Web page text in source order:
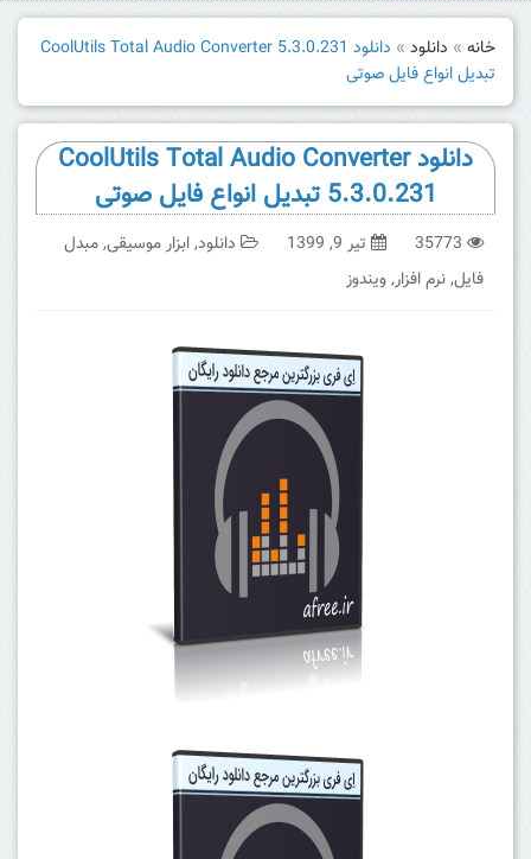
خانه » دانلود »
دانلود CoolUtils Total Audio Converter 5.3.0.231
تبدیل انواع فایل صوتی
دانلود CoolUtils Total Audio Converter
5.3.0.231 تبدیل انواع فایل صوتی
35773 تیر 9, 1399 دانلود,ابزار موسیقی,مبدل
فایل,نرم افزار,ویندوز